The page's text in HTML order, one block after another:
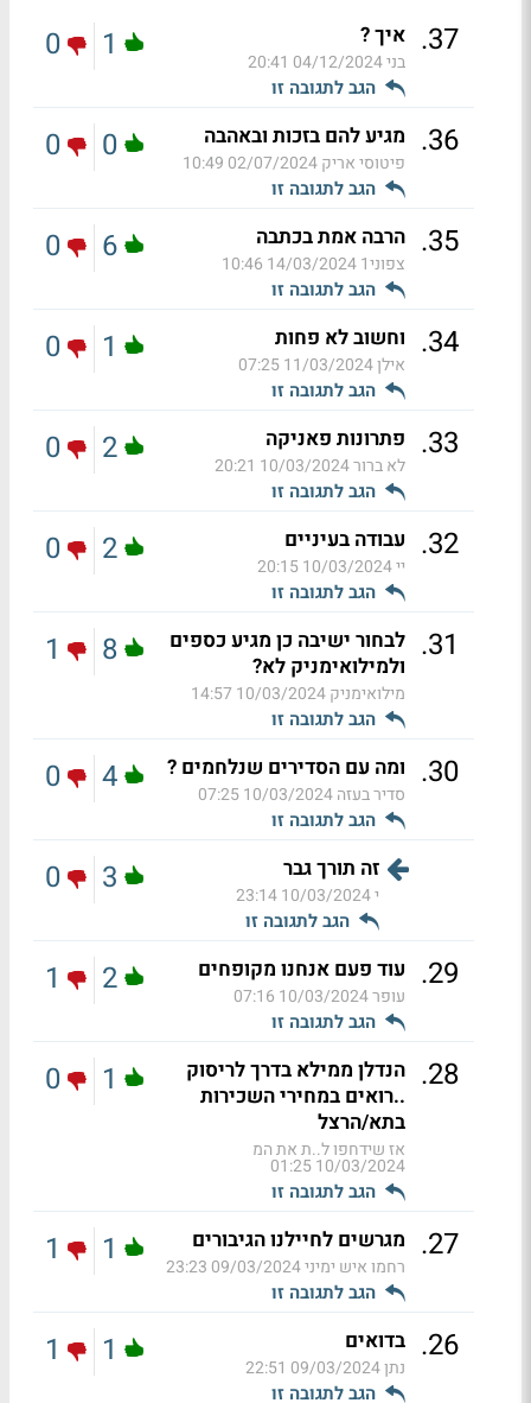
37
. איך ?
בני04/12/2024 20:41
הגב לתגובה זו
1
0
36
. מגיע להם בזכות ובאהבה
פיטוסי אריק02/07/2024 10:49
הגב לתגובה זו
0
0
35
. הרבה אמת בכתבה
צפוני1 14/03/2024 10:46
הגב לתגובה זו
6
0
34
. וחשוב לא פחות
אילן11/03/2024 07:25
הגב לתגובה זו
1
0
33
. פתרונות פאניקה
לא ברור10/03/2024 20:21
הגב לתגובה זו
2
0
32
. עבודה בעיניים
יי10/03/2024 20:15
הגב לתגובה זו
2
0
31
. לבחור ישיבה כן מגיע כספים
ולמילואימניק לא?
מילואימניק10/03/2024 14:57
הגב לתגובה זו
8
1
30
. ומה עם הסדירים שנלחמים ?
סדיר בעזה10/03/2024 07:25
הגב לתגובה זו
4
0
זה תורך גבר
י10/03/2024 23:14
הגב לתגובה זו
3
0
29
. עוד פעם אנחנו מקופחים
עופר10/03/2024 07:16
הגב לתגובה זו
2
1
28
. הנדלן ממילא בדרך לריסוק
..רואים במחירי השכירות
בתא/הרצל
אז שידחפו ל..ת את המ
10/03/2024 01:25
הגב לתגובה זו
1
0
27
. מגרשים לחיילנו הגיבורים
רחמו איש ימיני09/03/2024 23:23
הגב לתגובה זו
1
1
26
. בדואים
נתן09/03/2024 22:51
הגב לתגובה זו
1
1